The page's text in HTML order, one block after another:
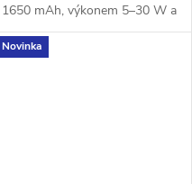
1650 mAh, výkonem 5–30 W a
Multi-Ohm cartridgí 0,7/1,0
ohm pro MTL i volnější RDL
Novinka